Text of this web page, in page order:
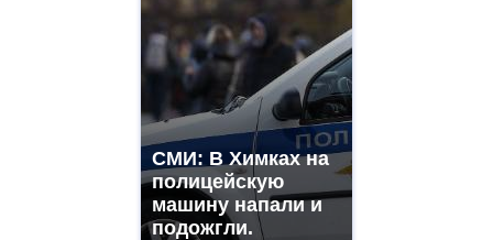
СМИ: В Химках на
полицейскую
машину напали и
подожгли.